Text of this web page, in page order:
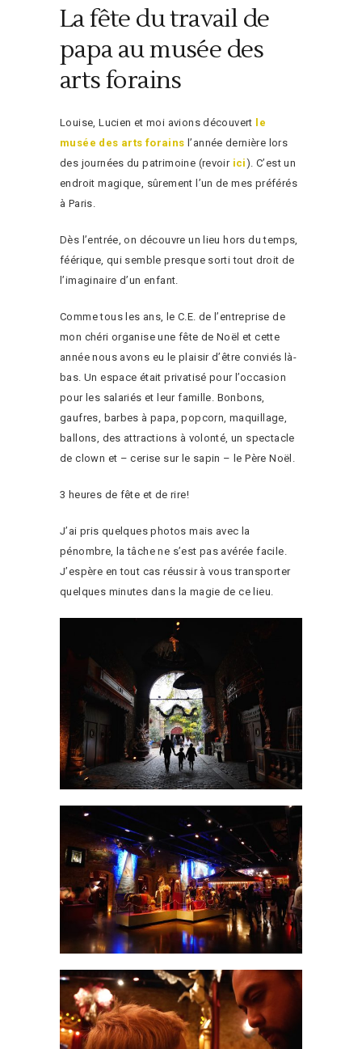
La fête du travail de
papa au musée des
arts forains
Louise, Lucien et moi avions découvert
le
musée des arts forains l’année dernière lors
des journées du patrimoine (revoir ici). C’est un
endroit magique, sûrement l’un de mes préférés
à Paris.
Dès l’entrée, on découvre un lieu hors du temps,
féérique, qui semble presque sorti tout droit de
l’imaginaire d’un enfant.
Comme tous les ans, le C.E. de l’entreprise de
mon chéri organise une fête de Noël et cette
année nous avons eu le plaisir d’être conviés là-
bas. Un espace était privatisé pour l’occasion
pour les salariés et leur famille. Bonbons,
gaufres, barbes à papa, popcorn, maquillage,
ballons, des attractions à volonté, un spectacle
de clown et – cerise sur le sapin – le Père Noël.
3 heures de fête et de rire!
J’ai pris quelques photos mais avec la
pénombre, la tâche ne s’est pas avérée facile.
J’espère en tout cas réussir à vous transporter
quelques minutes dans la magie de ce lieu.